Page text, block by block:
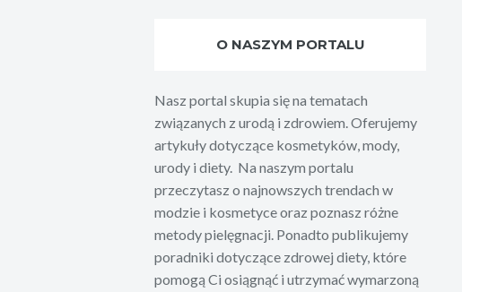
O NASZYM PORTALU
Nasz portal skupia się na tematach
związanych z urodą i zdrowiem. Oferujemy
artykuły dotyczące kosmetyków, mody,
urody i diety. Na naszym portalu
przeczytasz o najnowszych trendach w
modzie i kosmetyce oraz poznasz różne
metody pielęgnacji. Ponadto publikujemy
poradniki dotyczące zdrowej diety, które
pomogą Ci osiągnąć i utrzymać wymarzoną